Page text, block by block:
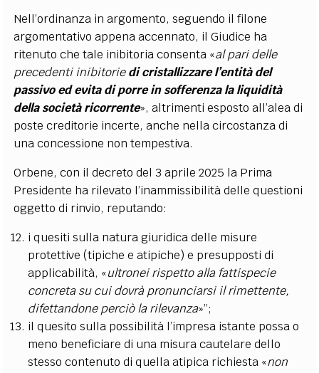
Nell’ordinanza in argomento, seguendo il filone
argomentativo appena accennato, il Giudice ha
ritenuto che tale inibitoria consenta «al pari delle
precedenti inibitoriedi cristallizzare l’entità del
passivo ed evita di porre in sofferenza la liquidità
della società ricorrente», altrimenti esposto all’alea di
poste creditorie incerte, anche nella circostanza di
una concessione non tempestiva.
Orbene, con il decreto del 3 aprile 2025 la Prima
Presidente ha rilevato l’inammissibilità delle questioni
oggetto di rinvio, reputando:
i quesiti sulla natura giuridica delle misure
protettive (tipiche e atipiche) e presupposti di
applicabilità, «ultronei rispetto alla fattispecie
concreta su cui dovrà pronunciarsi il rimettente,
difettandone perciò la rilevanza»”;
il quesito sulla possibilità l’impresa istante possa o
meno beneficiare di una misura cautelare dello
stesso contenuto di quella atipica richiesta «non